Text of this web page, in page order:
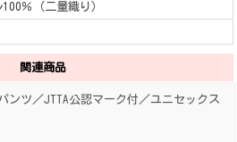
％（二量織り）
関連商品
ンツ／JTTA公認マーク付／ユニセックス